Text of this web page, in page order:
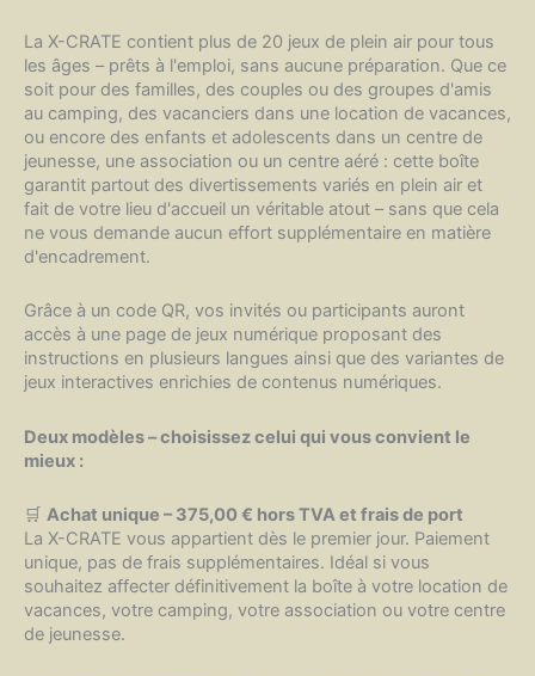
La X-CRATE contient plus de 20 jeux de plein air pour tous
les âges – prêts à l'emploi, sans aucune préparation. Que ce
soit pour des familles, des couples ou des groupes d'amis
au camping, des vacanciers dans une location de vacances,
ou encore des enfants et adolescents dans un centre de
jeunesse, une association ou un centre aéré : cette boîte
garantit partout des divertissements variés en plein air et
fait de votre lieu d'accueil un véritable atout – sans que cela
ne vous demande aucun effort supplémentaire en matière
d'encadrement.
Grâce à un code QR, vos invités ou participants auront
accès à une page de jeux numérique proposant des
instructions en plusieurs langues ainsi que des variantes de
jeux interactives enrichies de contenus numériques.
Deux modèles – choisissez celui qui vous convient le
mieux :
🛒 Achat unique – 375,00 € hors TVA et frais de port
La X-CRATE vous appartient dès le premier jour. Paiement
unique, pas de frais supplémentaires. Idéal si vous
souhaitez affecter définitivement la boîte à votre location de
vacances, votre camping, votre association ou votre centre
de jeunesse.